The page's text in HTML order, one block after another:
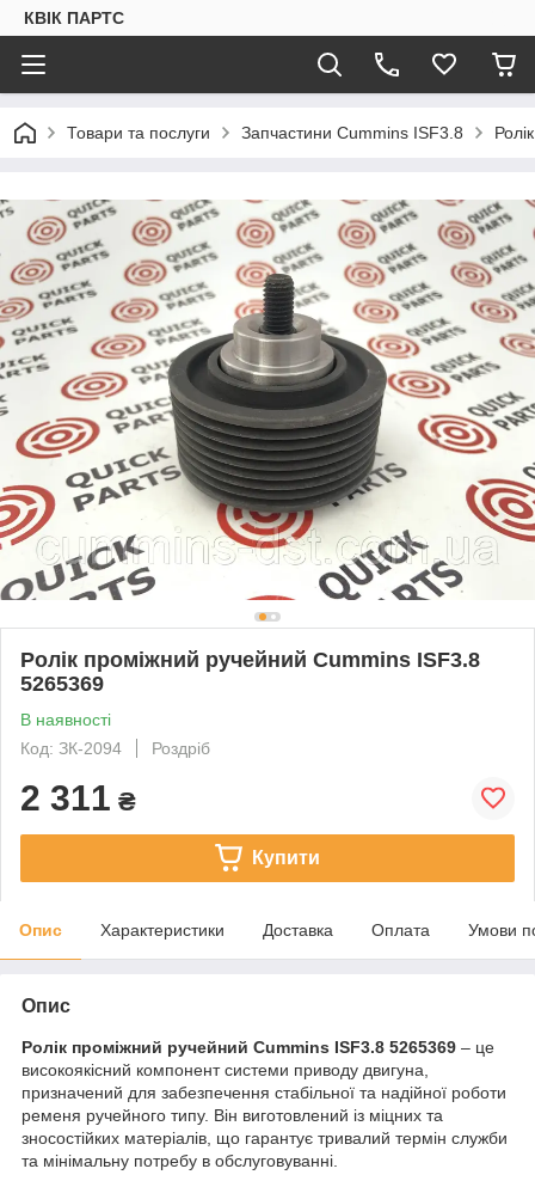
КВІК ПАРТС
Товари та послуги Запчастини Cummins ISF3.8
Ролік проміжний ручейний Cummins ISF3.8
5265369
В наявності
Код: ЗК-2094
Роздріб
2 311 ₴
Купити
Опис Характеристики Доставка Оплата Умови
Опис
Ролік проміжний ручейний Cummins ISF3.8 5265369 – це
високоякісний компонент системи приводу двигуна,
призначений для забезпечення стабільної та надійної роботи
ременя ручейного типу. Він виготовлений із міцних та
зносостійких матеріалів, що гарантує тривалий термін служби
та мінімальну потребу в обслуговуванні.